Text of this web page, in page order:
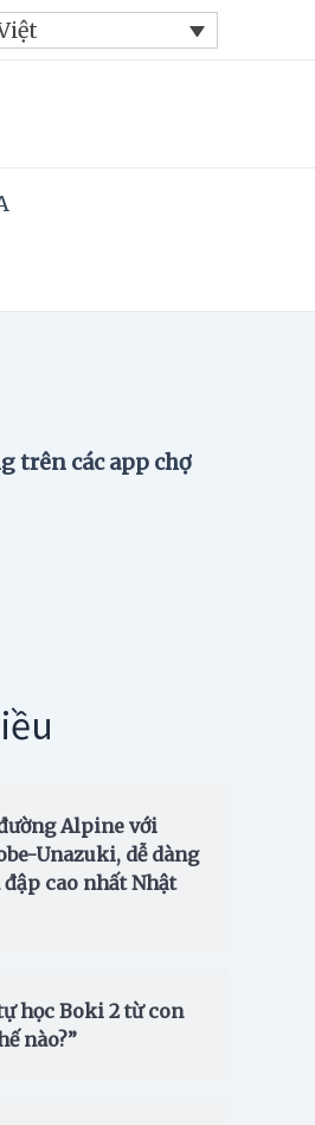
trên các app chợ
Alpine với
Unazuki, dễ dàng
cao nhất Nhật
học Boki 2 từ con
nào?”